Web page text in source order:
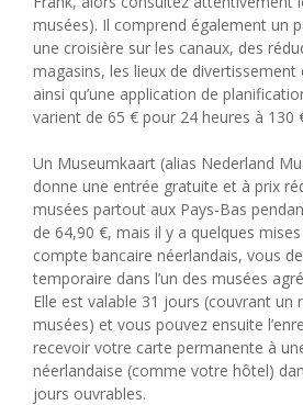
musées). Il comprend également un
une croisière sur les canaux, des
magasins, les lieux de
ainsi qu’une application de
varient de 65 € pour 24 heures à 130
Un Museumkaart (alias Nederland
donne une entrée gratuite et à prix
musées partout aux Pays-Bas
de 64,90 €, mais il y a quelques
compte bancaire néerlandais, vous
temporaire dans l’un des musées
Elle est valable 31 jours (couvrant un
musées) et vous pouvez ensuite
recevoir votre carte permanente à
néerlandaise (comme votre hôtel)
jours ouvrables.